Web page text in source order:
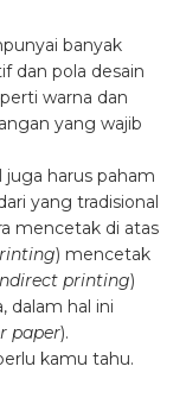
banyak
dan pola desain
warna dan
yang wajib
juga harus paham
yang tradisional
mencetak di atas
) mencetak
printing)
dalam hal ini
paper).
kamu tahu.